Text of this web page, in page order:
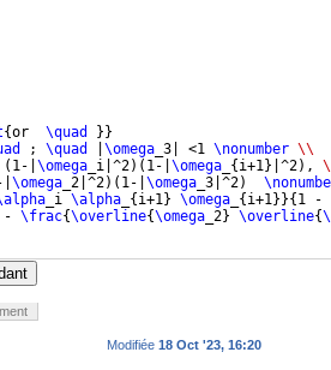
{or \quad
}}
; \quad \omega _3| <1 \nonumber \\
( 1-| \omega _i|^2) ( 1-| \omega { i+1} |^2) ,
\omega _2|^2) ( 1-| \omega _3|^2)
_i \alpha { i+1} \omega { i+1}}{ 1 - |
- \frac{\overline{\omega _2} \overline{
Modifiée 18 Oct '23, 16:20